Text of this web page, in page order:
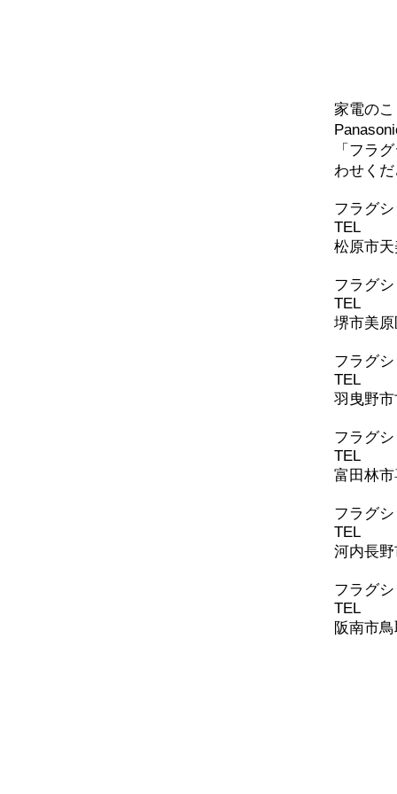
家電の
「フラ
わせく
フラグ
TEL
松原市
フラグ
TEL
堺市美
フラグ
TEL
羽曳野
フラグ
TEL
富田林
フラグ
TEL
河内長
フラグ
TEL
阪南市